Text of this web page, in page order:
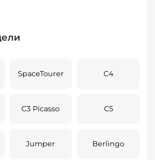
SpaceTourer C4
C3 Picasso C5
Jumper Berlingo